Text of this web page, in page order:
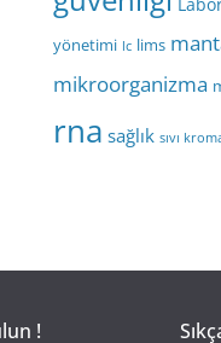
yönetimi lc lims
mikroorganizma
rna sağlık sıvı
!